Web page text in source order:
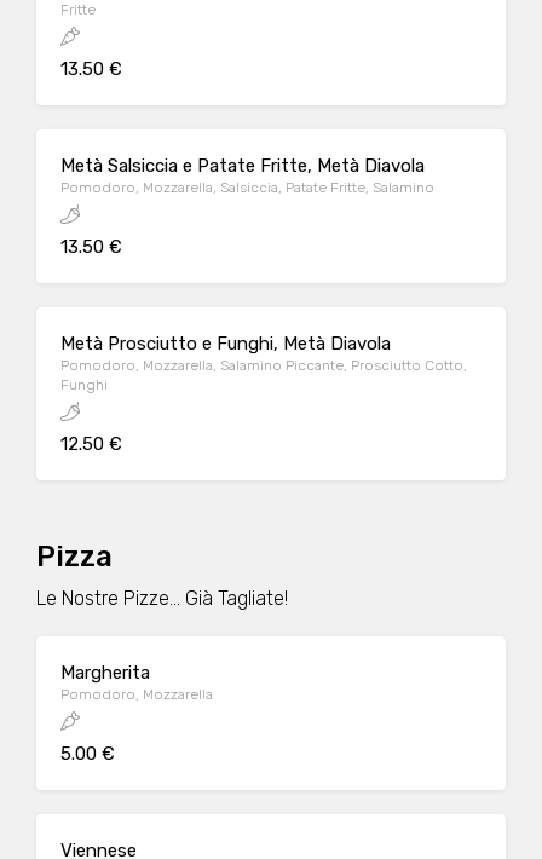
Fritte
13.50 €
Metà Salsiccia e Patate Fritte, Metà Diavola
Pomodoro, Mozzarella, Salsiccia, Patate Fritte, Salamino
13.50 €
Metà Prosciutto e Funghi, Metà Diavola
Pomodoro, Mozzarella, Salamino Piccante, Prosciutto Cotto,
Funghi
12.50 €
Pizza
Le Nostre Pizze... Già Tagliate!
Margherita
Pomodoro, Mozzarella
5.00 €
Viennese